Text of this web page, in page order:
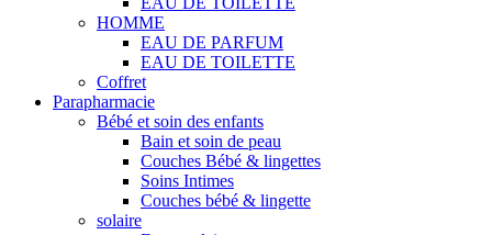
HOMME
EAU DE PARFUM
EAU DE TOILETTE
Coffret
Parapharmacie
Bébé et soin des enfants
Bain et soin de peau
Couches Bébé & lingettes
Soins Intimes
Couches bébé & lingette
solaire